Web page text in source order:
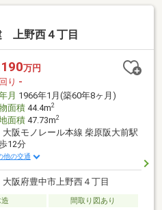
上野西４丁目
万円
り -
月 1966年1月(築60年8ヶ月)
面積44.4m2
面積47.73m2
大阪モノレール本線 柴原阪大前駅
12分
他の交通
大阪府豊中市上野西４丁目
間取り図あり